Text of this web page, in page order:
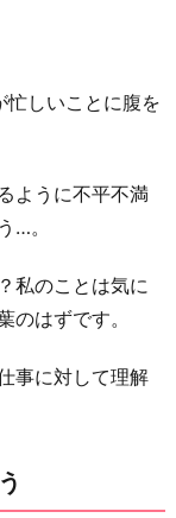
忙しいことに腹を
ように不平不満
…。
私のことは気に
のはずです。
事に対して理解